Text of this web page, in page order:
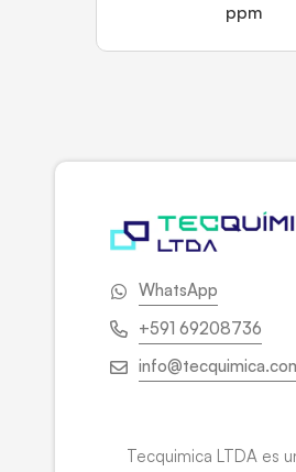
ppm
WhatsApp
+591 69208736
Tecquimica LTDA es